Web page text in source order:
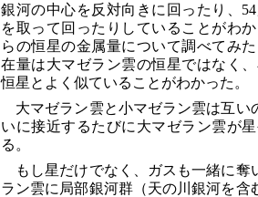
銀河の中心を反対向きに回ったり、
を取って回ったりしていることがわ
らの恒星の金属量について調べてみ
在量は大マゼラン雲の恒星ではなく
恒星とよく似ていることがわかった。
大マゼラン雲と小マゼラン雲は互
いに接近するたびに大マゼラン雲が
る。
もし星だけでなく、ガスも一緒に
ラン雲に局部銀河群（天の川銀河を